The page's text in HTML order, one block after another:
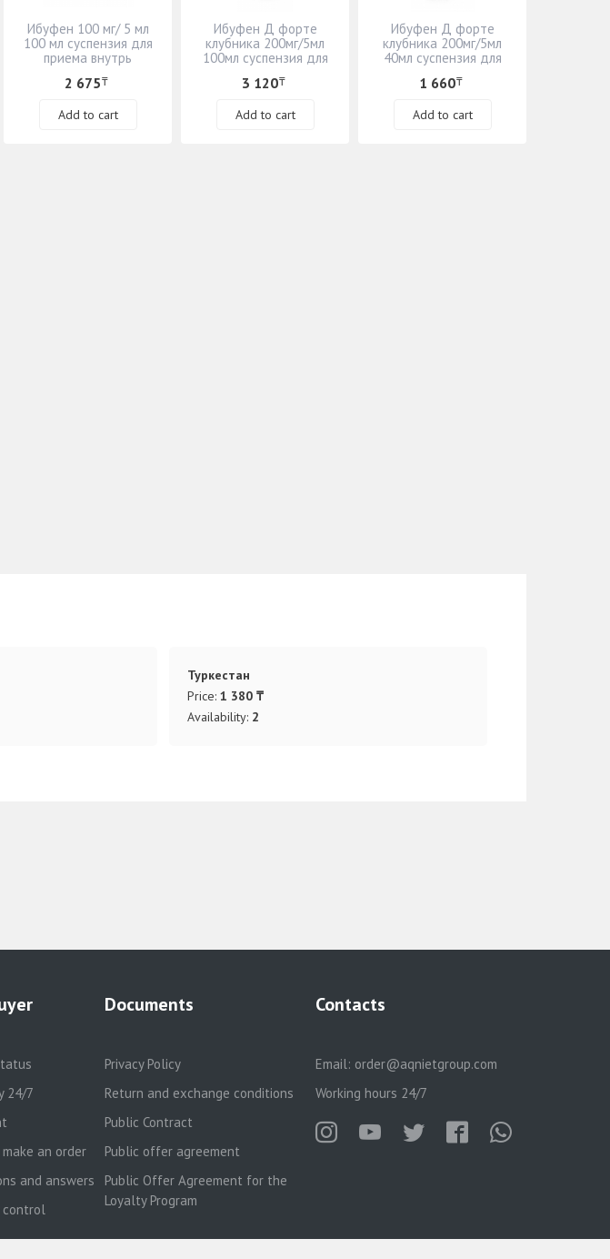
Ибуфен 100 мг/ 5 мл
100 мл суспензия для
приема внутрь
2 675₸
Add to cart
Ибуфен Д форте
клубника 200мг/5мл
100мл суспензия для
3 120₸
Add to cart
Ибуфен Д форте
клубника 200мг/5мл
40мл суспензия для
1 660₸
Add to cart
Туркестан
Price:1 380 ₸
Availability: 2
24/7
an order
and answers
control
Documents
Privacy Policy
Return and exchange conditions
Public Contract
Public offer agreement
Public Offer Agreement for the
Loyalty Program
Contacts
Email: order@aqnietgroup.com
Working hours 24/7